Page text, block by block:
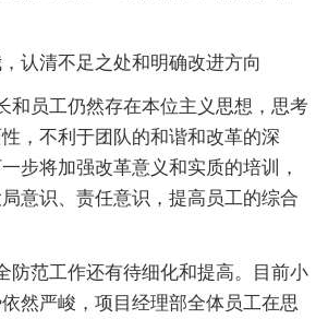
认清不足之处和明确改进方向
和员工仍然存在本位主义思想，思考
，不利于团队的和谐和改革的深
步将加强改革意义和实质的培训，
意识、责任意识，提高员工的综合
防范工作还有待细化和提高。目前小
然严峻，项目经理部全体员工在思